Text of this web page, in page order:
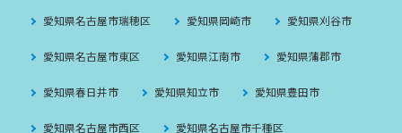
愛知県名古屋市瑞穂区 愛知県岡崎市 愛知県刈谷市
愛知県名古屋市東区 愛知県江南市 愛知県蒲郡市
愛知県春日井市 愛知県知立市 愛知県豊田市
愛知県名古屋市西区 愛知県名古屋市千種区